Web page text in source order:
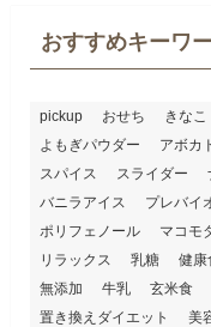
おすすめキーワ
pickup おせち きなこ
よもぎパウダー
アボカ
スパイス
スライダー
バニラアイス
プレバイ
ポリフェノール
マコモ
リラックス
乳糖 健康
無添加
牛乳 玄米食
置き換えダイエット
美